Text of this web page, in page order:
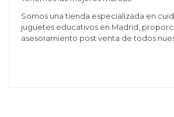
Somos una tienda especializada en
juguetes educativos en Madrid,
asesoramiento post venta de todos